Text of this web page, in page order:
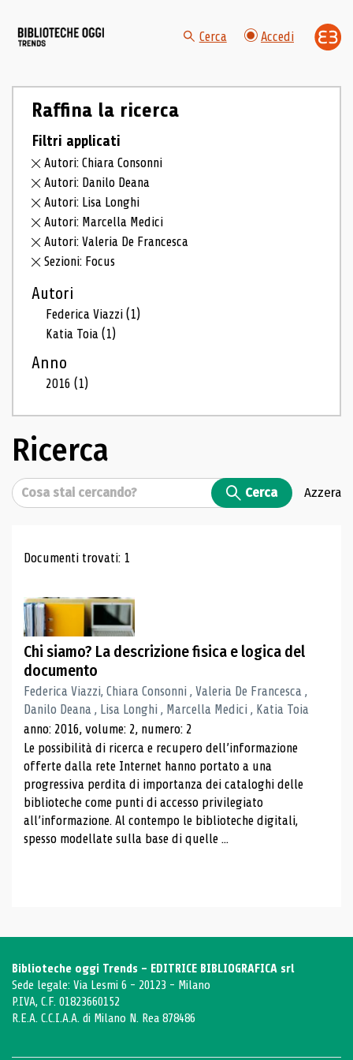
Cerca Accedi
Raffina la ricerca
Filtri applicati
Autori: Chiara Consonni
Autori: Danilo Deana
Autori: Lisa Longhi
Autori: Marcella Medici
Autori: Valeria De Francesca
Sezioni: Focus
Autori
Federica Viazzi(1)
Katia Toia(1)
Anno
2016(1)
Ricerca
Cerca Cerca Azzera
Risultati di ricerca
Documenti trovati: 1
Chi siamo? La descrizione fisica e logica del
documento
Federica Viazzi, Chiara Consonni , Valeria De Francesca ,
Danilo Deana , Lisa Longhi , Marcella Medici , Katia Toia
anno: 2016, volume: 2, numero: 2
Le possibilità di ricerca e recupero dell’informazione
offerte dalla rete Internet hanno portato a una
progressiva perdita di importanza dei cataloghi delle
biblioteche come punti di accesso privilegiato
all’informazione. Al contempo le biblioteche digitali,
spesso modellate sulla base di quelle ...
Biblioteche oggi Trends - EDITRICE BIBLIOGRAFICA srl
Sede legale: Via Lesmi 6 - 20123 - Milano
P.IVA, C.F. 01823660152
R.E.A. C.C.I.A.A. di Milano N. Rea 878486